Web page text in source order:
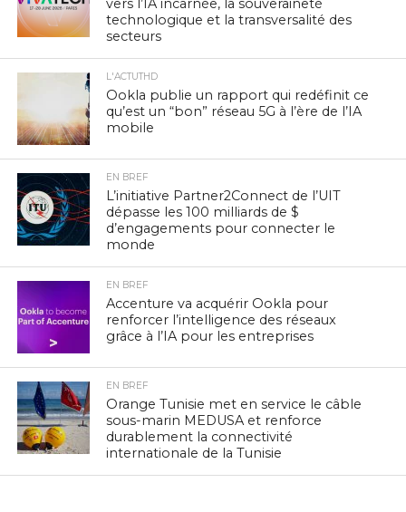
vers l’IA incarnée, la souveraineté
technologique et la transversalité des
secteurs
L'ACTUTHD
Ookla publie un rapport qui redéfinit ce
qu’est un “bon” réseau 5G à l’ère de l’IA
mobile
EN BREF
L’initiative Partner2Connect de l’UIT
dépasse les 100 milliards de $
d’engagements pour connecter le
monde
EN BREF
Accenture va acquérir Ookla pour
renforcer l’intelligence des réseaux
grâce à l’IA pour les entreprises
EN BREF
Orange Tunisie met en service le câble
sous-marin MEDUSA et renforce
durablement la connectivité
internationale de la Tunisie